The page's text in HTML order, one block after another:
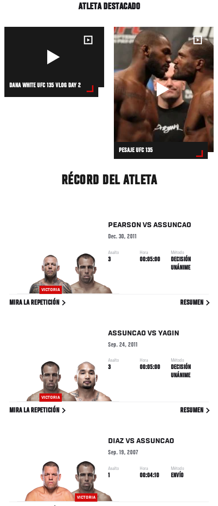
ATLETA DESTACADO
DANA WHITE UFC 135 VLOG DAY 2
PESAJE UFC 135
RÉCORD DEL ATLETA
VICTORIA
PEARSON VS ASSUNCAO
Dec. 30, 2011
Asalto
3
Hora
00:05:00
Método
DECISIÓN
UNÁNIME
MIRA LA REPETICIÓN RESUMEN
VICTORIA
ASSUNCAO VS YAGIN
Sep. 24, 2011
Asalto
3
Hora
00:05:00
Método
DECISIÓN
UNÁNIME
MIRA LA REPETICIÓN RESUMEN
VICTORIA
DIAZ VS ASSUNCAO
Sep. 19, 2007
Asalto
1
Hora
00:04:10
Método
ENVÍO